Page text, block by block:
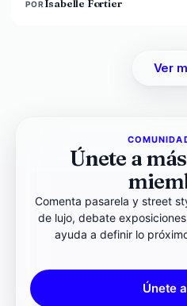
POR Isabelle Fortier
Ver
Únete a
Comenta pasarela y street
de lujo, debate
ayuda a definir lo
Únete